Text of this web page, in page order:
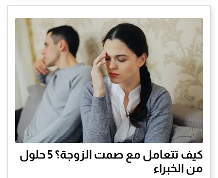
كيف تتعامل مع صمت الزوجة؟ 5 حلول
من الخبراء